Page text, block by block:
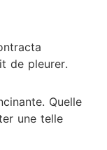
de pleurer.
Quelle
une telle